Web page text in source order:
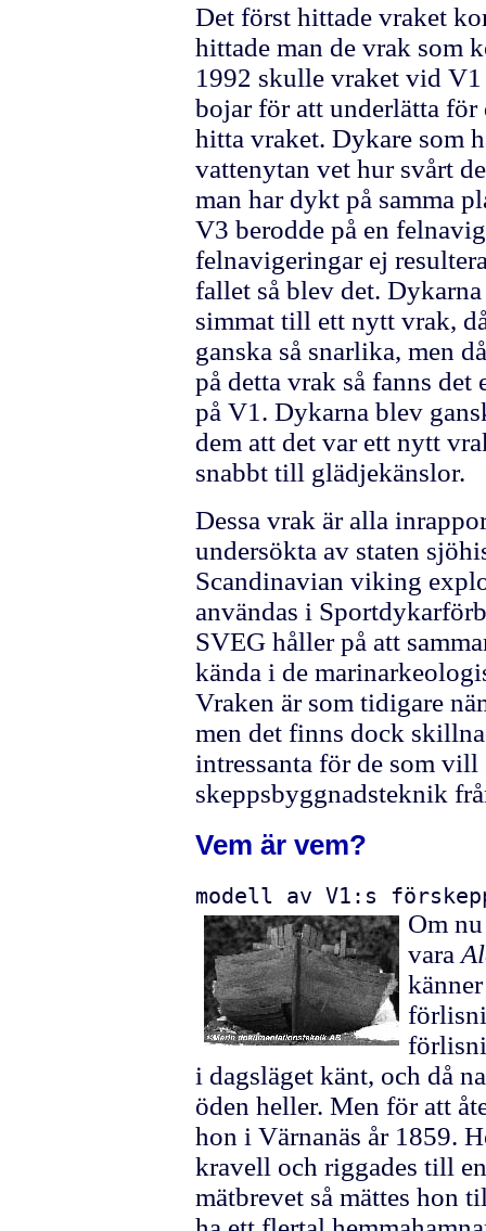
Det först hittade vraket
hittade man de vrak som
1992 skulle vraket vid
bojar för att underlätta
hitta vraket. Dykare som
vattenytan vet hur svårt
man har dykt på samma
V3 berodde på en
felnavigeringar ej
fallet så blev det.
simmat till ett nytt vrak,
ganska så snarlika, men
på detta vrak så fanns
på V1. Dykarna blev
dem att det var ett nytt
snabbt till glädjekänslor.
Dessa vrak är alla
undersökta av staten
Scandinavian viking
användas i
SVEG håller på att
kända i de
Vraken är som tidigare
men det finns dock
intressanta för de som
skeppsbyggnadsteknik
Vem är vem?
modell av V1:s
Om
vara
i dagsläget känt, och då
öden heller. Men för att
hon i Värnanäs år 1859.
kravell och riggades till
mätbrevet så mättes hon